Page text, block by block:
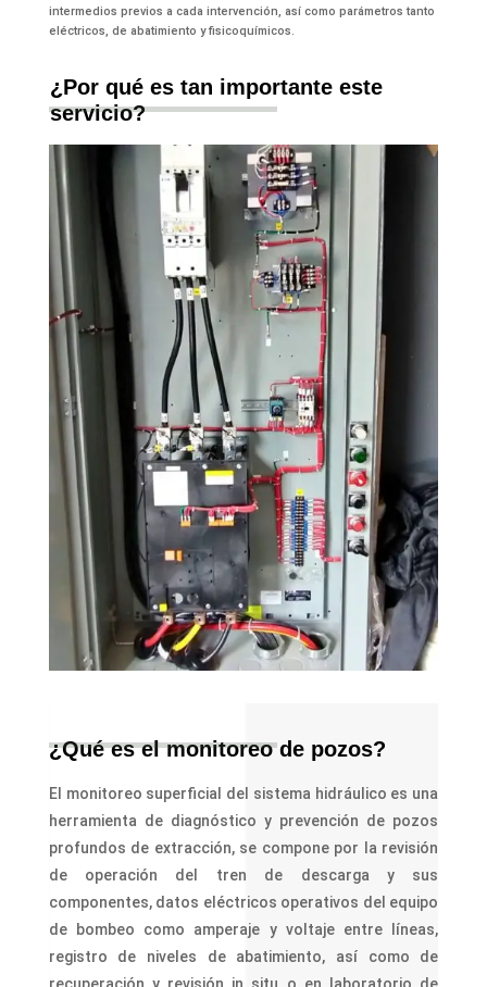
intermedios previos a cada intervención, así como parámetros tanto
eléctricos, de abatimiento y fisicoquímicos.
¿Por qué es tan importante este
servicio?
¿Qué es el monitoreo de pozos?
El monitoreo superficial del sistema hidráulico es una
herramienta de diagnóstico y prevención de pozos
profundos de extracción, se compone por la revisión
de operación del tren de descarga y sus
componentes, datos eléctricos operativos del equipo
de bombeo como amperaje y voltaje entre líneas,
registro de niveles de abatimiento, así como de
recuperación y revisión in situ o en laboratorio de